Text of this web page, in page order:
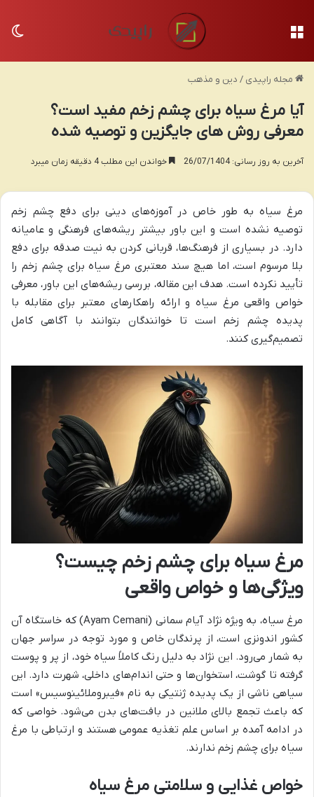
مجله راپیدی / دین و مذهب
آیا مرغ سیاه برای چشم زخم مفید است؟
معرفی روش های جایگزین و توصیه شده
آخرین به روز رسانی: 26/07/1404 خواندن این مطلب 4 دقیقه زمان میبرد
مرغ سیاه به طور خاص در آموزه‌های دینی برای دفع چشم زخم
توصیه نشده است و این باور بیشتر ریشه‌های فرهنگی و عامیانه
دارد. در بسیاری از فرهنگ‌ها، قربانی کردن به نیت صدقه برای دفع
بلا مرسوم است، اما هیچ سند معتبری مرغ سیاه برای چشم زخم را
تأیید نکرده است. هدف این مقاله، بررسی ریشه‌های این باور، معرفی
خواص واقعی مرغ سیاه و ارائه راهکارهای معتبر برای مقابله با
پدیده چشم زخم است تا خوانندگان بتوانند با آگاهی کامل
تصمیم‌گیری کنند.
مرغ سیاه برای چشم زخم چیست؟
ویژگی‌ها و خواص واقعی
مرغ سیاه، به ویژه نژاد آیام سمانی (Ayam Cemani) که خاستگاه آن
کشور اندونزی است، از پرندگان خاص و مورد توجه در سراسر جهان
به شمار می‌رود. این نژاد به دلیل رنگ کاملاً سیاه خود، از پر و پوست
گرفته تا گوشت، استخوان‌ها و حتی اندام‌های داخلی، شهرت دارد. این
سیاهی ناشی از یک پدیده ژنتیکی به نام «فیبروملائینوسیس» است
که باعث تجمع بالای ملانین در بافت‌های بدن می‌شود. خواصی که
در ادامه آمده بر اساس علم تغذیه عمومی هستند و ارتباطی با مرغ
سیاه برای چشم زخم ندارند.
خواص غذایی و سلامتی مرغ سیاه